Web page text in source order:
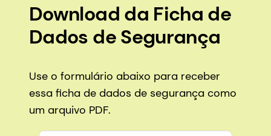
Download da Ficha de
Dados de Segurança
Use o formulário abaixo para receber
essa ficha de dados de segurança como
um arquivo PDF.